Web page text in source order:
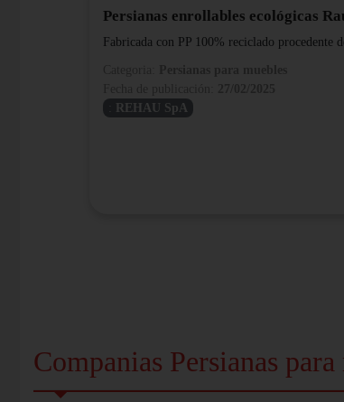
Persianas enrollables ecológicas
Fabricada con PP 100% reciclado procedente
REHAU SpA
Companias Persianas para